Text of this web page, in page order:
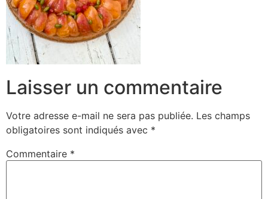
Laisser un commentaire
Votre adresse e-mail ne sera pas publiée. Les champs
obligatoires sont indiqués avec *
Commentaire *